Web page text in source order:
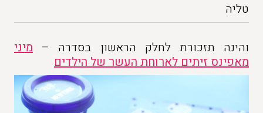
טליה
והינה תזכורת לחלק הראשון בסדרה – מיני
מאפינס זיתים לארוחת העשר של הילדים